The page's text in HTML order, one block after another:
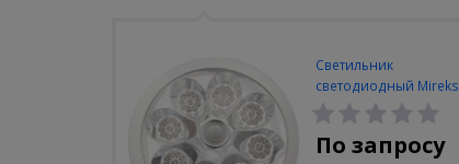
Светильник
светодиодный Mireks
С-310-80-S (5W/4000-
5000K/500lm/датчик
движения)
По запросу